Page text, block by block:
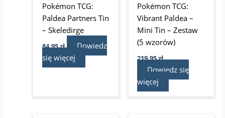
Pokémon TCG:
Paldea Partners Tin
– Skeledirge
84,95zł
Dowiedz
się więcej
Pokémon TCG:
Vibrant Paldea –
Mini Tin – Zestaw
(5 wzorów)
219,95zł
Dowiedz się
więcej